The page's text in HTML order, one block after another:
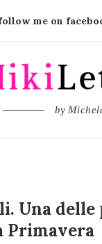
me on
by
Una
Primavera